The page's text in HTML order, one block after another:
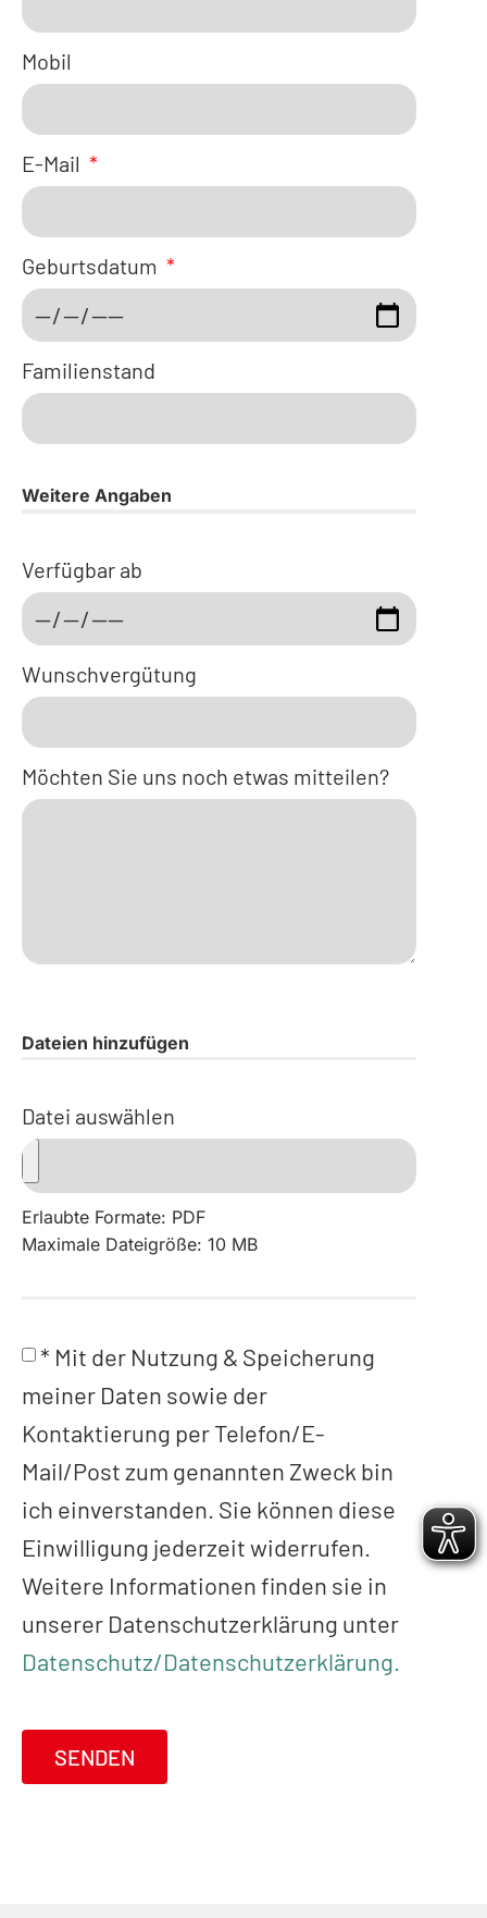
Mobil
E-Mail
Geburtsdatum
Familienstand
Weitere Angaben
Verfügbar ab
Wunschvergütung
Möchten Sie uns noch etwas mitteilen?
Dateien hinzufügen
Datei auswählen
Erlaubte Formate: PDF
Maximale Dateigröße: 10 MB
* Mit der Nutzung & Speicherung
meiner Daten sowie der
Kontaktierung per Telefon/E-
Mail/Post zum genannten Zweck bin
ich einverstanden. Sie können diese
Einwilligung jederzeit widerrufen.
Weitere Informationen finden sie in
unserer Datenschutzerklärung unter
Datenschutz/Datenschutzerklärung.
SENDEN